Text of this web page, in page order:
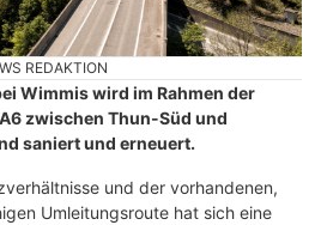
REDAKTION
Wimmis wird im Rahmen der
zwischen Thun-Süd und
saniert und erneuert.
und der vorhandenen,
Umleitungsroute hat sich eine